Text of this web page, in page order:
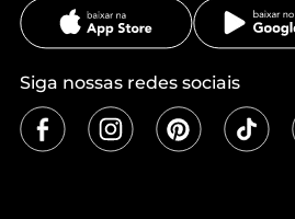
Siga nossas redes sociais